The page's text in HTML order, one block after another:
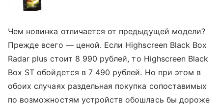
Чем новинка отличается от предыдущей модели?
Прежде всего — ценой. Если Highscreen Black Box
Radar plus стоит 8 990 рублей, то Highscreen Black
Box ST обойдется в 7 490 рублей. Но при этом в
обоих случаях раздельная покупка сопоставимых
по возможностям устройств обошлась бы дороже